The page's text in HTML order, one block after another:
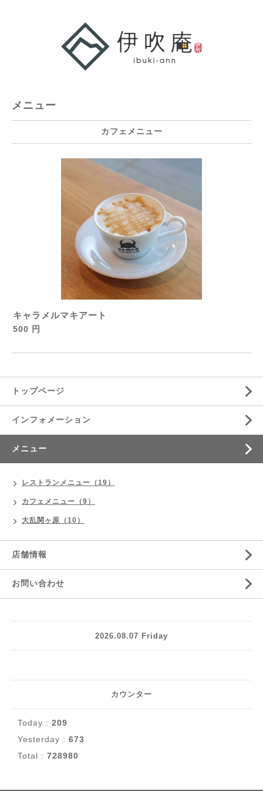
メニュー
カフェメニュー
キャラメルマキアート
500 円
トップページ
インフォメーション
メニュー
レストランメニュー（19）
カフェメニュー（9）
大乱関ヶ原（10）
店舗情報
お問い合わせ
2026.08.07 Friday
カウンター
Today : 209
Yesterday : 673
Total : 728980